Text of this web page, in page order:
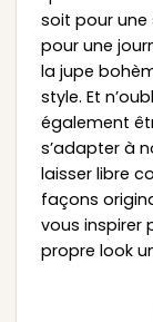
soit pour
pour une
la jupe
style. Et
également
s’adapter à
laisser libre
façons
vous inspirer
propre look